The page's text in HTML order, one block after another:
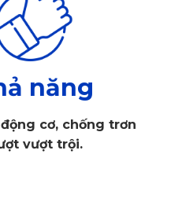
năng
cơ, chống trơn
vượt trội.